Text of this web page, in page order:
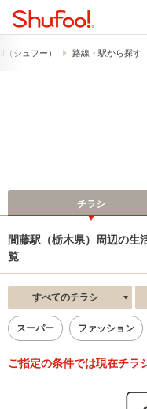
シュフー） 路線・駅から探す
チラシ
間藤駅（栃木県）周辺の生
覧
すべてのチラシ
スーパー ファッション
ご指定の条件では現在チラ